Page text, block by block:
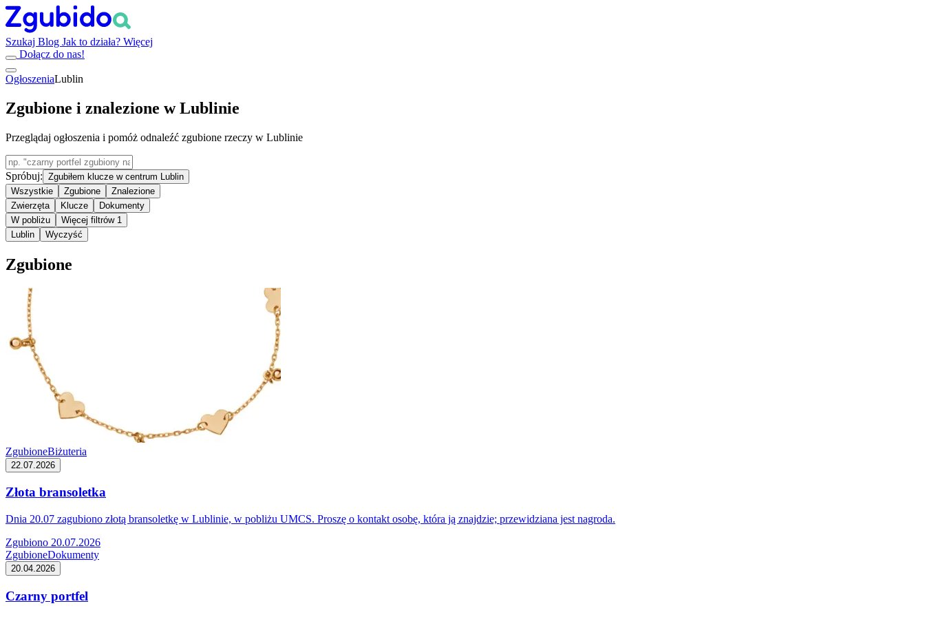
Szukaj Blog Jak to działa? Więcej
Dołącz do nas!
OgłoszeniaLublin
Zgubione i znalezione w Lublinie
Przeglądaj ogłoszenia i pomóż odnaleźć zgubione rzeczy w Lublinie
Spróbuj: Zgubiłem klucze w centrum Lublin
Wszystkie
Zgubione
Znalezione
Zwierzęta
Klucze
Dokumenty
W pobliżu
Więcej filtrów 1
Lublin
Wyczyść
Zgubione
ZgubioneBiżuteria
22.07.2026
Złota bransoletka
Dnia 20.07 zagubiono złotą bransoletkę w Lublinie, w pobliżu UMCS. Proszę o kontakt osobę, która ją znajdzie; przewidziana jest nagroda.
Zgubiono 20.07.2026
ZgubioneDokumenty
20.04.2026
Czarny portfel